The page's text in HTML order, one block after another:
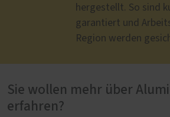
hergestellt. So sind
garantiert und
Region werden
Sie wollen mehr über
erfahren?